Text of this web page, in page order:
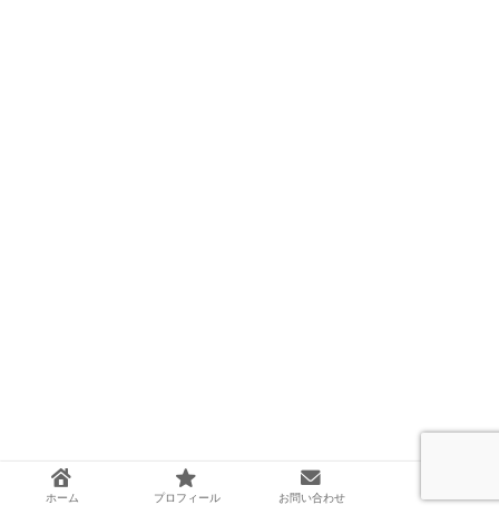
ホーム プロフィール お問い合わせ